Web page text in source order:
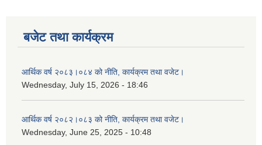
बजेट तथा कार्यक्रम
आर्थिक वर्ष २०८३।०८४ को नीति, कार्यक्रम तथा वजेट।
Wednesday, July 15, 2026 - 18:46
आर्थिक वर्ष २०८२।०८३ को नीति, कार्यक्रम तथा वजेट।
Wednesday, June 25, 2025 - 10:48